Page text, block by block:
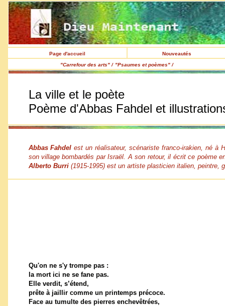
Page d'accueil
Nouveautés
"Carrefour des arts" / "Psaumes et poèmes" /
La ville et le poète
Poème d'Abbas Fahdel et
Abbas Fahdel est un réalisateur, scénariste franco-irakien, né à
son village bombardés par Israël. A son retour, il écrit ce poème
Alberto Burri(1915-1995) est un artiste plasticien italien, peintre,
Qu'on ne s'y trompe pas :
la mort ici ne se fane pas.
Elle verdit, s’étend,
prête à jaillir comme un printemps précoce.
Face au tumulte des pierres enchevêtrées,